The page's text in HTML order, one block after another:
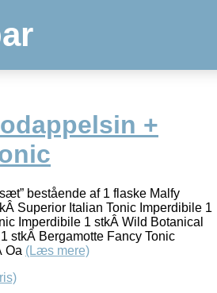
+
bestående af 1 flaske Malfy
Superior Italian Tonic Imperdibile 1
Imperdibile 1 stkÂ Wild Botanical
stkÂ Bergamotte Fancy Tonic
Oa (Læs mere)